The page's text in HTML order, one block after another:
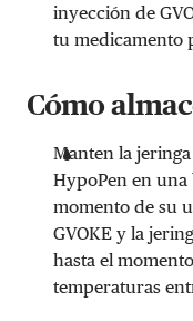
inyección de
tu medicamento
Cómo
Manten la
HypoPen en una
momento de su
GVOKE y la
hasta el
temperaturas